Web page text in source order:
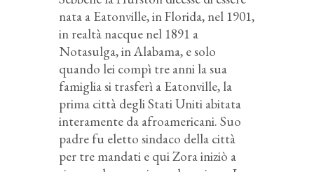
nata a Eatonville, in Florida, nel 1901,
in realtà nacque nel 1891 a
Notasulga, in Alabama, e solo
quando lei compì tre anni la sua
famiglia si trasferì a Eatonville, la
prima città degli Stati Uniti abitata
interamente da afroamericani. Suo
padre fu eletto sindaco della città
per tre mandati e qui Zora iniziò a